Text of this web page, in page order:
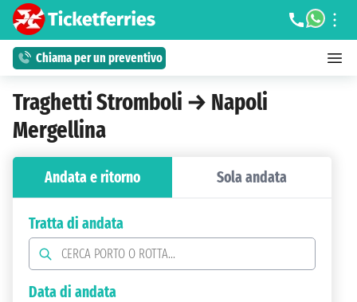
Chiama per un preventivo
Traghetti Stromboli → Napoli
Mergellina
Andata e ritorno Sola andata
Tratta di andata
Data di andata